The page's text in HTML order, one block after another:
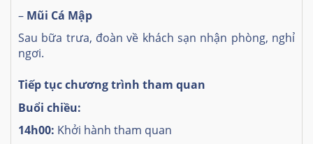
– Mũi Cá Mập
Sau bữa trưa, đoàn về khách sạn nhận phòng, nghỉ
ngơi.
Tiếp tục chương trình tham quan
Buổi chiều:
14h00: Khởi hành tham quan